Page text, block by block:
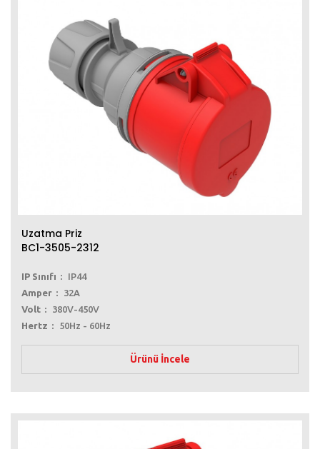
Uzatma Priz
BC1-3505-2312
IP Sınıfı
IP44
Amper
32A
Volt
380V-450V
Hertz
50Hz - 60Hz
Ürünü İncele